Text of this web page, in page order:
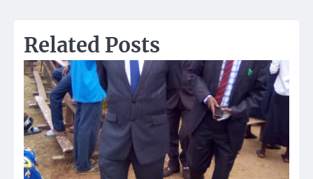
Related Posts